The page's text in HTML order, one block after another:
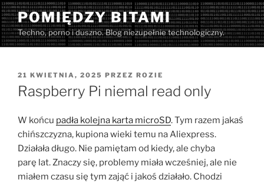
Przejdź
do
treści
POMIĘDZY BITAMI
Techno, porno i duszno. Blog niezupełnie technologiczny.
OPUBLIKOWANE
W
21 KWIETNIA, 2025 PRZEZ ROZIE
Raspberry Pi niemal read only
W końcu padła kolejna karta microSD. Tym razem jakaś
chińszczyzna, kupiona wieki temu na Aliexpress.
Działała długo. Nie pamiętam od kiedy, ale chyba
parę lat. Znaczy się, problemy miała wcześniej, ale nie
miałem czasu się tym zająć i jakoś działało. Chodzi